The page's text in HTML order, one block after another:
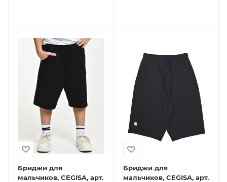
Бриджи для
мальчиков, CEGISA, арт.
Бриджи для
мальчиков, CEGISA, арт.